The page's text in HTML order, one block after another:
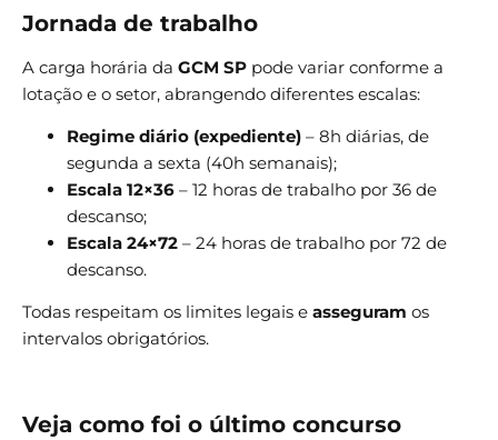
Jornada de trabalho
A carga horária da GCM SP pode variar conforme a
lotação e o setor, abrangendo diferentes escalas:
Regime diário (expediente) – 8h diárias, de
segunda a sexta (40h semanais);
Escala 12×36 – 12 horas de trabalho por 36 de
descanso;
Escala 24×72 – 24 horas de trabalho por 72 de
descanso.
Todas respeitam os limites legais e asseguram os
intervalos obrigatórios.
Veja como foi o último concurso